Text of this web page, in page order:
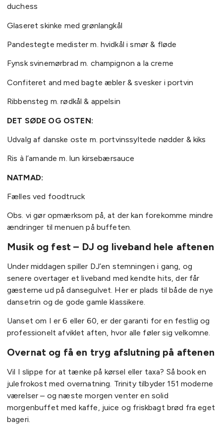
duchess
Glaseret skinke med grønlangkål
Pandestegte medister m. hvidkål i smør & fløde
Fynsk svinemørbrad m. champignon a la creme
Confiteret and med bagte æbler & svesker i portvin
Ribbensteg m. rødkål & appelsin
DET SØDE OG OSTEN:
Udvalg af danske oste m. portvinssyltede nødder & kiks
Ris à l’amande m. lun kirsebærsauce
NATMAD:
Fælles ved foodtruck
Obs. vi gør opmærksom på, at der kan forekomme mindre
ændringer til menuen på buffeten.
Musik og fest – DJ og liveband hele aftenen
Under middagen spiller DJ’en stemningen i gang, og
senere overtager et liveband med kendte hits, der får
gæsterne ud på dansegulvet. Her er plads til både de nye
dansetrin og de gode gamle klassikere.
Uanset om I er 6 eller 60, er der garanti for en festlig og
professionelt afviklet aften, hvor alle føler sig velkomne.
Overnat og få en tryg afslutning på aftenen
Vil I slippe for at tænke på kørsel eller taxa? Så book en
julefrokost med overnatning. Trinity tilbyder 151 moderne
værelser – og næste morgen venter en solid
morgenbuffet med kaffe, juice og friskbagt brød fra eget
bageri.